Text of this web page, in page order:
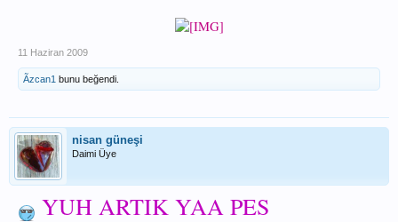
11 Haziran 2009
Ãzcan1 bunu beğendi.
nisan güneşi
Daimi Üye
YUH ARTIK YAA PES